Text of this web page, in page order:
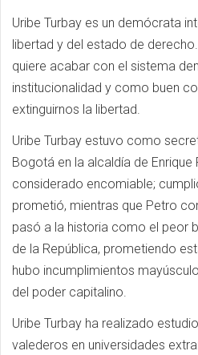
Uribe Turbay es un demócrata
libertad y del estado de
quiere acabar con el sistema
institucionalidad y como buen
extinguirnos la libertad.
Uribe Turbay estuvo como
Bogotá en la alcaldía de Enrique
considerado encomiable;
prometió, mientras que Petro
pasó a la historia como el peor
de la República, prometiendo
hubo incumplimientos
del poder capitalino.
Uribe Turbay ha realizado
valederos en universidades